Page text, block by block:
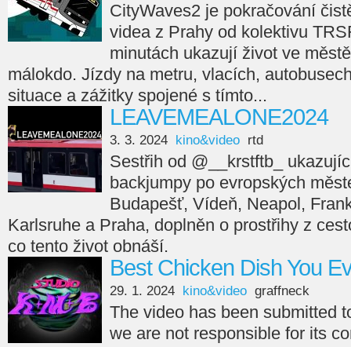
CityWaves2 je pokračování
videa z Prahy od kolektivu
minutách ukazují život ve
málokdo. Jízdy na metru, vlacích,
situace a zážitky spojené s tímto...
LEAVEMEALONE2024
3. 3. 2024 kino&video rtd
Sestřih od @__krstftb_
backjumpy po evropských
Budapešť, Vídeň, Neapol,
Karlsruhe a Praha, doplněn o prostřihy z
co tento život obnáší.
Best Chicken Dish You
29. 1. 2024 kino&video graffneck
The video has been submitted
we are not responsible for its